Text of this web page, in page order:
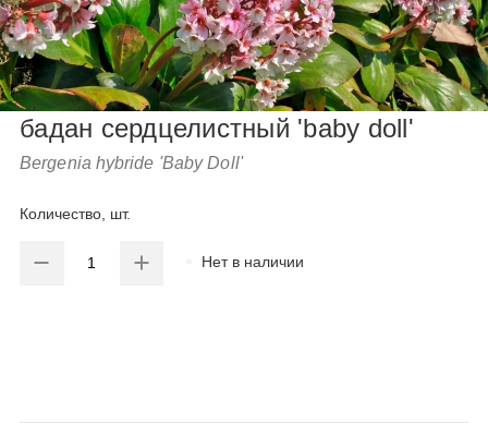
бадан сердцелистный 'baby doll'
Bergenia hybride 'Baby Doll'
Количество, шт.
Нет в наличии